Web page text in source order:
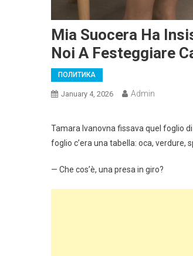
Mia Suocera Ha
Noi A Festeggiare
ПОЛИТИКА
January 4, 2026 Admin
Tamara Ivanovna fissava quel foglio
foglio c’era una tabella: oca, verdure,
— Che cos’è, una presa in giro?